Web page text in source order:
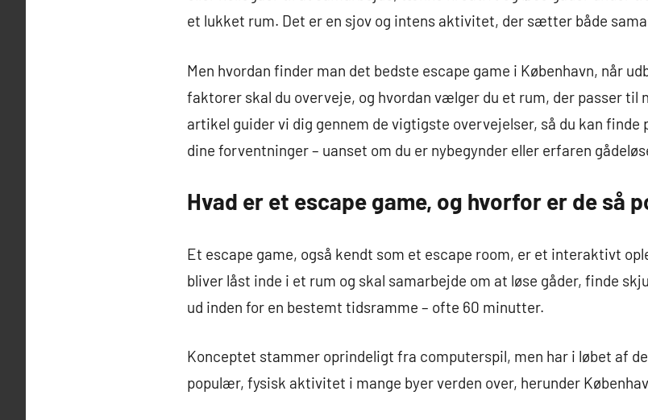
et lukket rum. Det er en sjov og intens aktivitet, der sætter både
Men hvordan finder man det bedste escape game i København, når
faktorer skal du overveje, og hvordan vælger du et rum, der passer til
artikel guider vi dig gennem de vigtigste overvejelser, så du kan
dine forventninger – uanset om du er nybegynder eller erfaren
Hvad er et escape game, og hvorfor er de så
Et escape game, også kendt som et escape room, er et interaktivt
bliver låst inde i et rum og skal samarbejde om at løse gåder, finde
ud inden for en bestemt tidsramme – ofte 60 minutter.
Konceptet stammer oprindeligt fra computerspil, men har i løbet af
populær, fysisk aktivitet i mange byer verden over, herunder